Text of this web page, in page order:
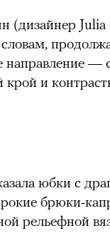
(дизайнер Julia
направление —
крой и
юбки с
брюки-
рельефной